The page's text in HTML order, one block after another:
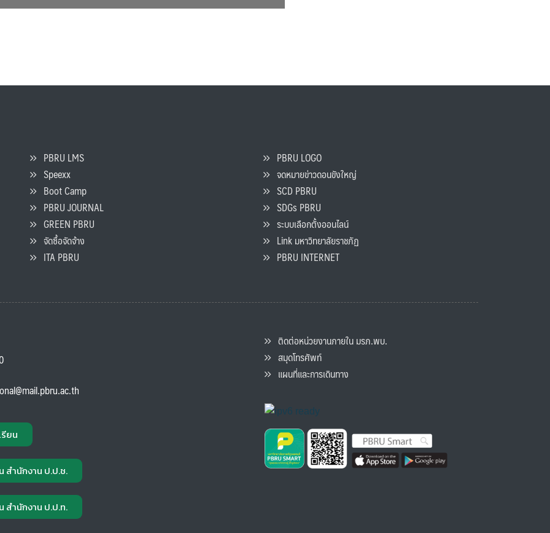
PBRU LMS
Speexx
Boot Camp
PBRU JOURNAL
GREEN PBRU
จัดซื้อจัดจ้าง
ITA PBRU
PBRU LOGO
จดหมายข่าวดอนขังใหญ่
SCD PBRU
SDGs PBRU
ระบบเลือกตั้งออนไลน์
Link มหาวิทยาลัยราชภัฏ
PBRU INTERNET
ยน
สำนักงาน ป.ป.ช.
สำนักงาน ป.ป.ท.
ติดต่อหน่วยงานภายใน มรภ.พบ.
สมุดโทรศัพท์
แผนที่และการเดินทาง